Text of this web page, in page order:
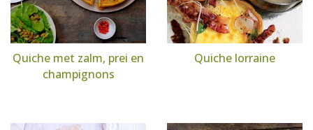
Quiche met zalm, prei en
champignons
Quiche lorraine